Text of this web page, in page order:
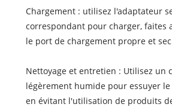
Chargement : utilisez l'adaptateur
correspondant pour charger, faites
le port de chargement propre et
Nettoyage et entretien : Utilisez un
légèrement humide pour essuyer
en évitant l'utilisation de produits